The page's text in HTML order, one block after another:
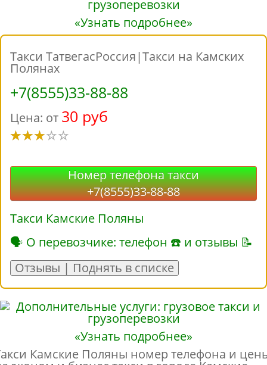
«Узнать подробнее»
Такси ТатвегасРоссия|Такси на Камских
Полянах
+7(8555)33-88-88
Цена: от 30 руб
Номер телефона такси
+7(8555)33-88-88
Такси Камские Поляны
🗣 О перевозчике: телефон ☎ и отзывы 📝
Отзывы | Поднять в списке
«Узнать подробнее»
Камские Поляны номер телефона и